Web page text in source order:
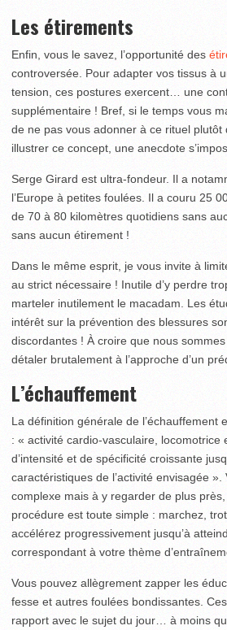
Les étirements
Enfin, vous le savez, l’opportunité des
controversée. Pour adapter vos tissus à
tension, ces postures exercent… une
supplémentaire ! Bref, si le temps vous
de ne pas vous adonner à ce rituel plutôt
illustrer ce concept, une anecdote
Serge Girard est ultra-fondeur. Il a
l’Europe à petites foulées. Il a couru 25
de 70 à 80 kilomètres quotidiens sans
sans aucun étirement !
Dans le même esprit, je vous invite à
au strict nécessaire ! Inutile d’y perdre
marteler inutilement le macadam. Les
intérêt sur la prévention des blessures
discordantes ! À croire que nous
détaler brutalement à l’approche d’un
L’échauffement
La définition générale de l’échauffement
: « activité cardio-vasculaire, locomotrice
d’intensité et de spécificité croissante
caractéristiques de l’activité envisagée
complexe mais à y regarder de plus
procédure est toute simple : marchez,
accélérez progressivement jusqu’à
correspondant à votre thème
Vous pouvez allègrement zapper les
fesse et autres foulées bondissantes.
rapport avec le sujet du jour… à moins